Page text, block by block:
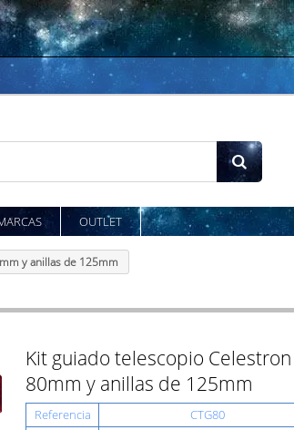
OUTLET
y anillas de 125mm
Kit guiado telescopio Celestron
80mm y anillas de 125mm
Referencia
CTG80